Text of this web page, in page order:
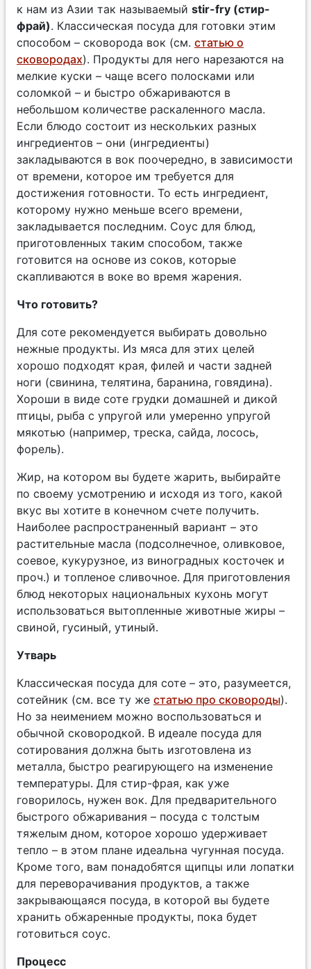
к нам из Азии так называемый stir-fry (стир-
фрай). Классическая посуда для готовки этим
способом – сковорода вок (см. статью о
сковородах). Продукты для него нарезаются на
мелкие куски – чаще всего полосками или
соломкой – и быстро обжариваются в
небольшом количестве раскаленного масла.
Если блюдо состоит из нескольких разных
ингредиентов – они (ингредиенты)
закладываются в вок поочередно, в зависимости
от времени, которое им требуется для
достижения готовности. То есть ингредиент,
которому нужно меньше всего времени,
закладывается последним. Соус для блюд,
приготовленных таким способом, также
готовится на основе из соков, которые
скапливаются в воке во время жарения.
Что готовить?
Для соте рекомендуется выбирать довольно
нежные продукты. Из мяса для этих целей
хорошо подходят края, филей и части задней
ноги (свинина, телятина, баранина, говядина).
Хороши в виде соте грудки домашней и дикой
птицы, рыба с упругой или умеренно упругой
мякотью (например, треска, сайда, лосось,
форель).
Жир, на котором вы будете жарить, выбирайте
по своему усмотрению и исходя из того, какой
вкус вы хотите в конечном счете получить.
Наиболее распространенный вариант – это
растительные масла (подсолнечное, оливковое,
соевое, кукурузное, из виноградных косточек и
проч.) и топленое сливочное. Для приготовления
блюд некоторых национальных кухонь могут
использоваться вытопленные животные жиры –
свиной, гусиный, утиный.
Утварь
Классическая посуда для соте – это, разумеется,
сотейник (см. все ту же статью про сковороды).
Но за неимением можно воспользоваться и
обычной сковородкой. В идеале посуда для
сотирования должна быть изготовлена из
металла, быстро реагирующего на изменение
температуры. Для стир-фрая, как уже
говорилось, нужен вок. Для предварительного
быстрого обжаривания – посуда с толстым
тяжелым дном, которое хорошо удерживает
тепло – в этом плане идеальна чугунная посуда.
Кроме того, вам понадобятся щипцы или лопатки
для переворачивания продуктов, а также
закрывающаяся посуда, в которой вы будете
хранить обжаренные продукты, пока будет
готовиться соус.
Процесс